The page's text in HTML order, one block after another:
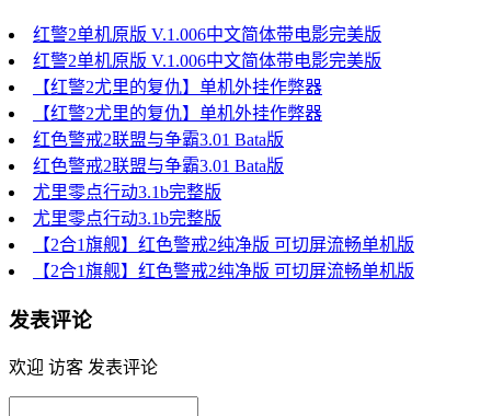
红警2单机原版 V.1.006中文简体带电影完美版
红警2单机原版 V.1.006中文简体带电影完美版
【红警2尤里的复仇】单机外挂作弊器
【红警2尤里的复仇】单机外挂作弊器
红色警戒2联盟与争霸3.01 Bata版
红色警戒2联盟与争霸3.01 Bata版
尤里零点行动3.1b完整版
尤里零点行动3.1b完整版
【2合1旗舰】红色警戒2纯净版 可切屏流畅单机版
【2合1旗舰】红色警戒2纯净版 可切屏流畅单机版
发表评论
欢迎 访客 发表评论